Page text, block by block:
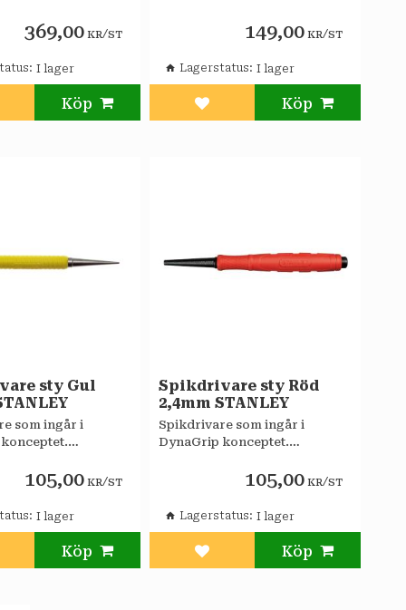
369,00KR/ST
till i favoriter
149,00 KR/ST
Lägg till i favoriter
Lagerstatus
sty Gul
som ingår i
105,00KR/ST
till i favoriter
Spikdrivare sty Röd
2,4mm STANLEY
Spikdrivare som ingår i
DynaGrip konceptet.
105,00 KR/ST
Lägg till i favoriter
Lagerstatus